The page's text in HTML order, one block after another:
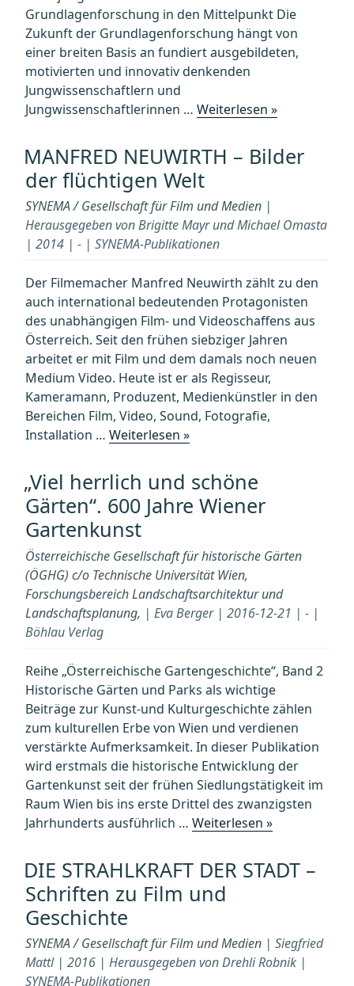
Grundlagenforschung in den Mittelpunkt Die
Zukunft der Grundlagenforschung hängt von
einer breiten Basis an fundiert ausgebildeten,
motivierten und innovativ denkenden
Jungwissenschaftlern und
Jungwissenschaftlerinnen … Weiterlesen »„12.-14.
“Life
Sciences
Next
MANFRED NEUWIRTH – Bilder
der flüchtigen Welt
SYNEMA / Gesellschaft für Film und Medien |
Herausgegeben von Brigitte Mayr und Michael Omasta
| 2014 | - | SYNEMA-Publikationen
Der Filmemacher Manfred Neuwirth zählt zu den
auch international bedeutenden Protagonisten
des unabhängigen Film- und Videoschaffens aus
Österreich. Seit den frühen siebziger Jahren
arbeitet er mit Film und dem damals noch neuen
Medium Video. Heute ist er als Regisseur,
Kameramann, Produzent, Medienkünstler in den
Bereichen Film, Video, Sound, Fotografie,
Installation … Weiterlesen »„MANFRED
Bilder
der
Welt“
„Viel herrlich und schöne
Gärten“. 600 Jahre Wiener
Gartenkunst
Österreichische Gesellschaft für historische Gärten
(ÖGHG) c/o Technische Universität Wien,
Forschungsbereich Landschaftsarchitektur und
Landschaftsplanung, | Eva Berger | 2016-12-21 | - |
Böhlau Verlag
Reihe „Österreichische Gartengeschichte“, Band 2
Historische Gärten und Parks als wichtige
Beiträge zur Kunst-und Kulturgeschichte zählen
zum kulturellen Erbe von Wien und verdienen
verstärkte Aufmerksamkeit. In dieser Publikation
wird erstmals die historische Entwicklung der
Gartenkunst seit der frühen Siedlungstätigkeit im
Raum Wien bis ins erste Drittel des zwanzigsten
Jahrhunderts ausführlich … Weiterlesen »„„Viel
und
schöne
Jahre
Wiener
Gartenkunst“
DIE STRAHLKRAFT DER STADT –
Schriften zu Film und
Geschichte
SYNEMA / Gesellschaft für Film und Medien | Siegfried
Mattl | 2016 | Herausgegeben von Drehli Robnik |
SYNEMA-Publikationen